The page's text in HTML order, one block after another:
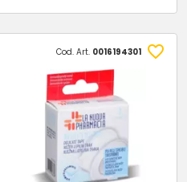
Cod. Art. 0016194301